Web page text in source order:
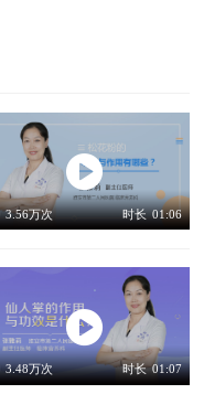
3.56万次 时长 01:06
3.48万次 时长 01:07